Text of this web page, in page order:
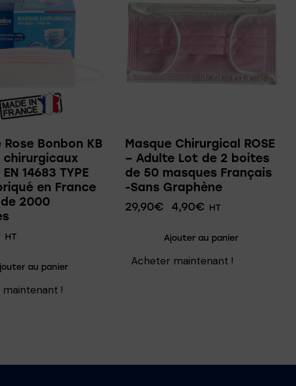
Rose Bonbon KB
chirurgicaux
14683 TYPE
en France
2000
HT
au panier
!
Masque Chirurgical ROSE
– Adulte Lot de 2 boites
de 50 masques Français
-Sans Graphène
29,90€ 4,90€ HT
Ajouter au panier
Acheter maintenant !